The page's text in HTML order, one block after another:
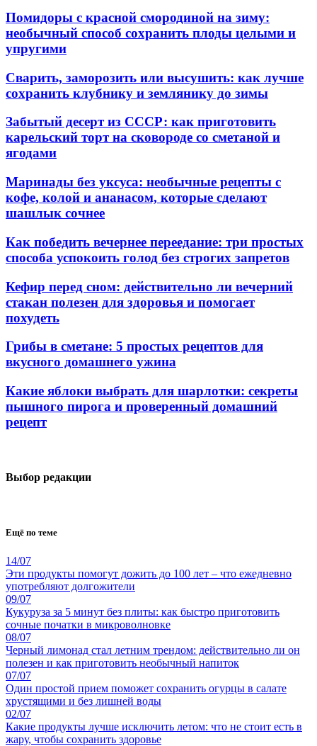
Помидоры с красной смородиной на зиму:
необычный способ сохранить плоды целыми и
упругими
Сварить, заморозить или высушить: как лучше
сохранить клубнику и землянику до зимы
Забытый десерт из СССР: как приготовить
карельский торт на сковороде со сметаной и
ягодами
Маринады без уксуса: необычные рецепты с
кофе, колой и ананасом, которые сделают
шашлык сочнее
Как победить вечернее переедание: три простых
способа успокоить голод без строгих запретов
Кефир перед сном: действительно ли вечерний
стакан полезен для здоровья и помогает
похудеть
Грибы в сметане: 5 простых рецептов для
вкусного домашнего ужина
Какие яблоки выбрать для шарлотки: секреты
пышного пирога и проверенный домашний
рецепт
Выбор редакции
Ещё по теме
14/07
Эти продукты помогут дожить до 100 лет – что ежедневно
употребляют долгожители
09/07
Кукуруза за 5 минут без плиты: как быстро приготовить
сочные початки в микроволновке
08/07
Черный лимонад стал летним трендом: действительно ли он
полезен и как приготовить необычный напиток
07/07
Один простой прием поможет сохранить огурцы в салате
хрустящими и без лишней воды
02/07
Какие продукты лучше исключить летом: что не стоит есть в
жару, чтобы сохранить здоровье